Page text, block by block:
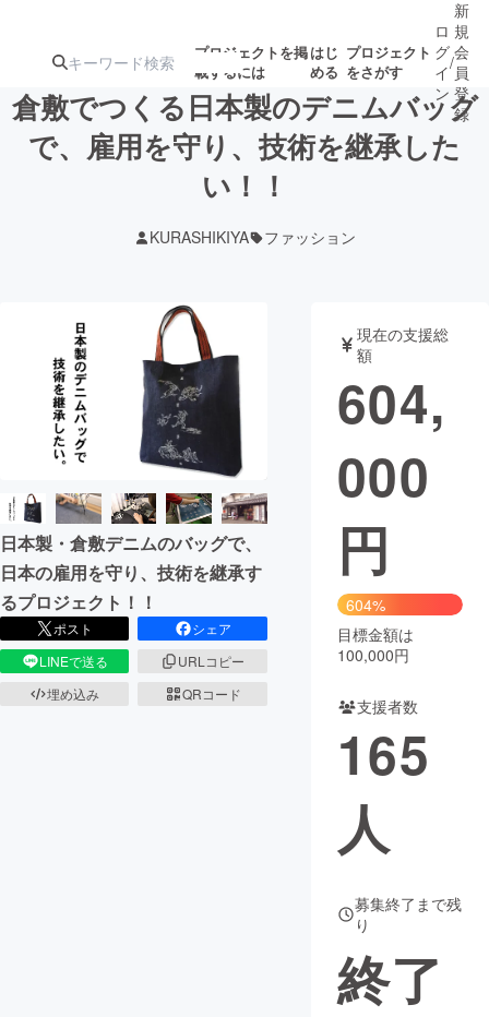
プロジェクトを掲
載するには
はじ
める
プロジェクト
をさがす
注目の新着プロ
募集終了が近いプ
テクノロジー・ガジェット
映像・映画 書籍・雑誌
ビジネス・起業 チャレンジ
まちづくり・地域活性化
CAMPFIRE for Social Good
CAMPFIRE Creation
CAMPFIREふるさと納税
コミュニティ
ロ
グ
イ
ン
/
新
規
会
員
登
録
倉敷でつくる日本製のデニムバッグ
で、雇用を守り、技術を継承した
い！！
KURASHIKIYA ファッション
日本製・倉敷デニムのバッグで、
日本の雇用を守り、技術を継承す
るプロジェクト！！
ポスト
シェア
LINEで送る
URLコピー
埋め込み
QRコード
現在の支援総
額
604,
000
円
604%
目標金額は
100,000円
支援者数
165
人
募集終了まで残
り
終了